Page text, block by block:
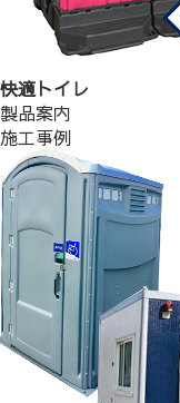
快適トイレ
製品案内
施工事例